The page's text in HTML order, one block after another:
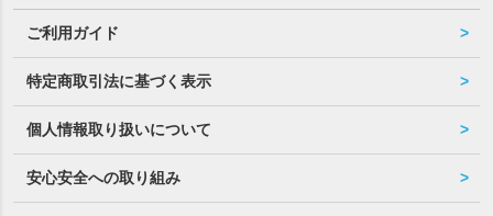
ご利用ガイド
特定商取引法に基づく表示
個人情報取り扱いについて
安心安全への取り組み